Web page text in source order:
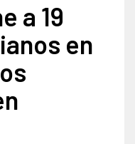
a 19
en